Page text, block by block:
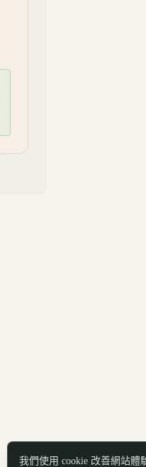
我們使用 cookie 改善網站體